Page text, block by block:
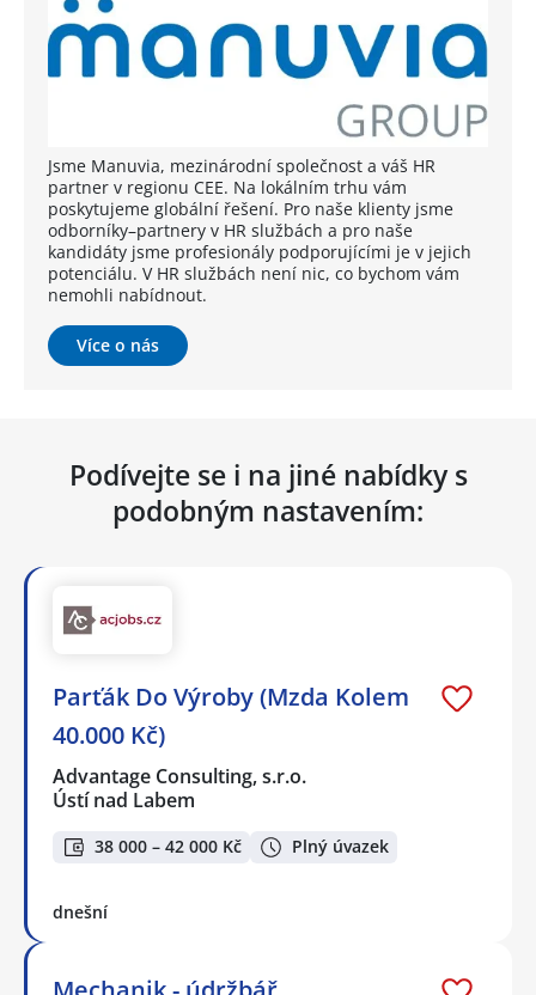
Jsme Manuvia, mezinárodní společnost a váš HR
partner v regionu CEE. Na lokálním trhu vám
poskytujeme globální řešení. Pro naše klienty jsme
odborníky–partnery v HR službách a pro naše
kandidáty jsme profesionály podporujícími je v jejich
potenciálu. V HR službách není nic, co bychom vám
nemohli nabídnout.
Více o nás
Podívejte se i na jiné nabídky s
podobným nastavením:
Parťák Do Výroby (Mzda Kolem
40.000 Kč)
Advantage Consulting, s.r.o.
Ústí nad Labem
38 000 – 42 000 Kč Plný úvazek
dnešní